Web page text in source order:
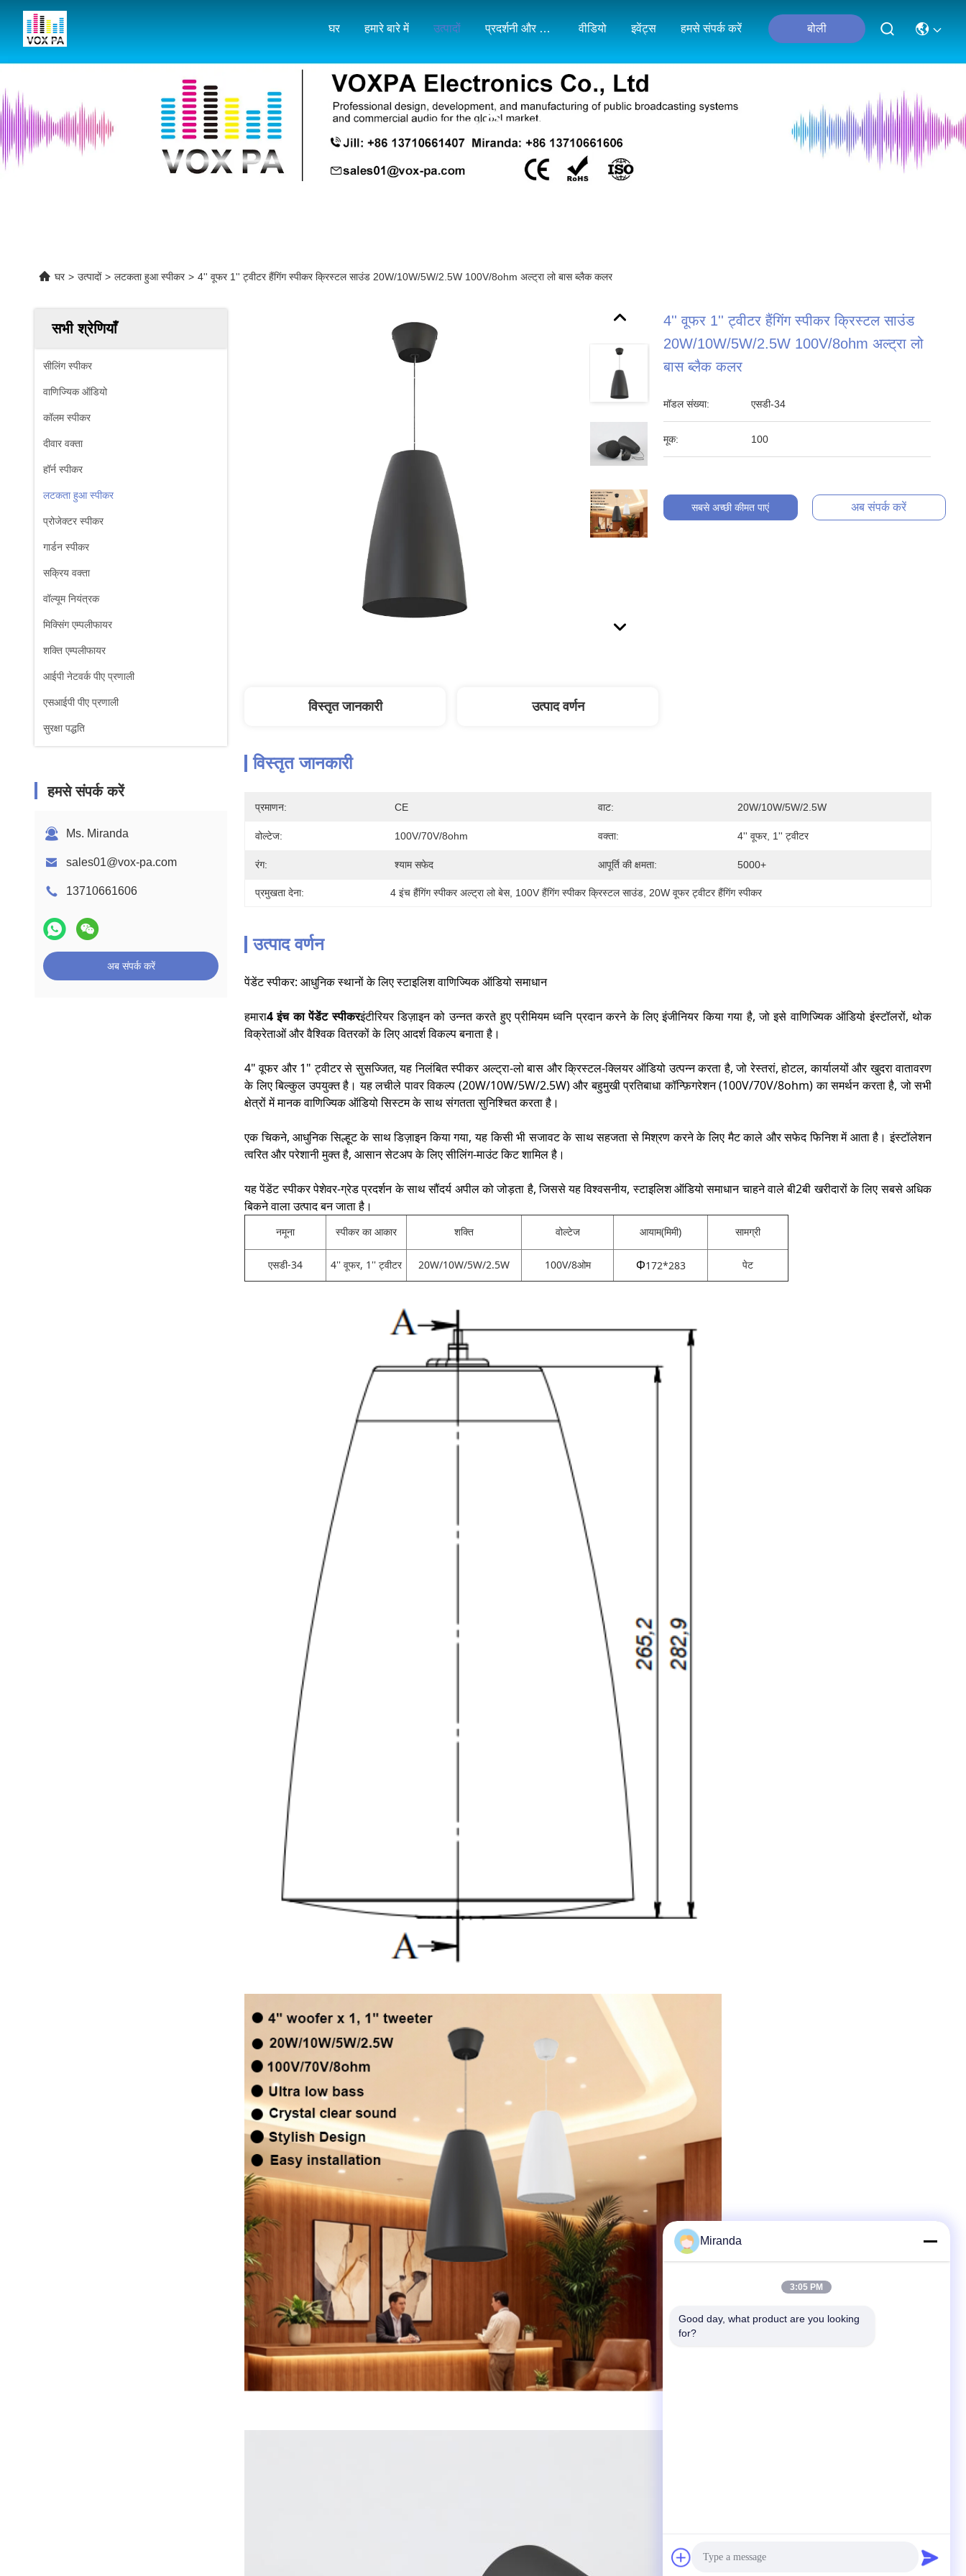
घर हमारे बारे में उत्पादों प्रदर्शनी और बाजार मानचित्र वीडियो इवेंट्स हमसे संपर्क करें बोली
उत्पाद विवरण
घर > उत्पादों > लटकता हुआ स्पीकर > 4'' वूफर 1'' ट्वीटर हैंगिंग स्पीकर क्रिस्टल साउंड 20W/10W/5W/2.5W 100V/8ohm अल्ट्रा लो बास ब्लैक कलर
सभी श्रेणियाँ
सीलिंग स्पीकर
वाणिज्यिक ऑडियो
कॉलम स्पीकर
दीवार वक्ता
हॉर्न स्पीकर
लटकता हुआ स्पीकर
प्रोजेक्टर स्पीकर
गार्डन स्पीकर
सक्रिय वक्ता
वॉल्यूम नियंत्रक
मिक्सिंग एम्पलीफायर
शक्ति एम्पलीफायर
आईपी नेटवर्क पीए प्रणाली
एसआईपी पीए प्रणाली
सुरक्षा पद्धति
हमसे संपर्क करें
Ms. Miranda
sales01@vox-pa.com
13710661606
अब संपर्क करें
4'' वूफर 1'' ट्वीटर हैंगिंग स्पीकर क्रिस्टल साउंड
20W/10W/5W/2.5W 100V/8ohm अल्ट्रा लो
बास ब्लैक कलर
मॉडल संख्या: एसडी-34
मूक: 100
सबसे अच्छी कीमत पाएं अब संपर्क करें
विस्तृत जानकारी उत्पाद वर्णन
विस्तृत जानकारी
प्रमाणन: CE वाट: 20W/10W/5W/2.5W
वोल्टेज: 100V/70V/8ohm वक्ता: 4'' वूफर, 1'' ट्वीटर
रंग: श्याम सफेद आपूर्ति की क्षमता: 5000+
प्रमुखता देना: 4 इंच हैंगिंग स्पीकर अल्ट्रा लो बेस, 100V हैंगिंग स्पीकर क्रिस्टल साउंड 20W वूफर ट्वीटर हैंगिंग स्पीकर
उत्पाद वर्णन
पेंडेंट स्पीकर: आधुनिक स्थानों के लिए स्टाइलिश वाणिज्यिक ऑडियो समाधान
हमारा4 इंच का पेंडेंट स्पीकरइंटीरियर डिज़ाइन को उन्नत करते हुए प्रीमियम ध्वनि प्रदान करने के लिए इंजीनियर किया गया है, जो इसे वाणिज्यिक ऑडियो इंस्टॉलरों, थोक
विक्रेताओं और वैश्विक वितरकों के लिए आदर्श विकल्प बनाता है।
4" वूफर और 1" ट्वीटर से सुसज्जित, यह निलंबित स्पीकर अल्ट्रा-लो बास और क्रिस्टल-क्लियर ऑडियो उत्पन्न करता है, जो रेस्तरां, होटल, कार्यालयों और खुदरा वातावरण
के लिए बिल्कुल उपयुक्त है। यह लचीले पावर विकल्प (20W/10W/5W/2.5W) और बहुमुखी प्रतिबाधा कॉन्फ़िगरेशन (100V/70V/8ohm) का समर्थन करता है, जो सभी
क्षेत्रों में मानक वाणिज्यिक ऑडियो सिस्टम के साथ संगतता सुनिश्चित करता है।
एक चिकने, आधुनिक सिल्हूट के साथ डिज़ाइन किया गया, यह किसी भी सजावट के साथ सहजता से मिश्रण करने के लिए मैट काले और सफेद फिनिश में आता है। इंस्टॉलेशन
त्वरित और परेशानी मुक्त है, आसान सेटअप के लिए सीलिंग-माउंट किट शामिल है।
यह पेंडेंट स्पीकर पेशेवर-ग्रेड प्रदर्शन के साथ सौंदर्य अपील को जोड़ता है, जिससे यह विश्वसनीय, स्टाइलिश ऑडियो समाधान चाहने वाले बी2बी खरीदारों के लिए सबसे अधिक
बिकने वाला उत्पाद बन जाता है।
नमूना स्पीकर का आकार शक्ति वोल्टेज आयाम(मिमी) सामग्री
एसडी-34 4'' वूफर, 1'' ट्वीटर 20W/10W/5W/2.5W 100V/8ओम Φ172*283 पेट
Miranda
3:05 PM
Good day, what product are you looking
for?